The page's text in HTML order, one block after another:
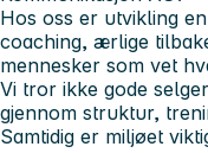
Hos oss er utvikling
coaching, ærlige
mennesker som vet
Vi tror ikke gode
gjennom struktur,
Samtidig er miljøet